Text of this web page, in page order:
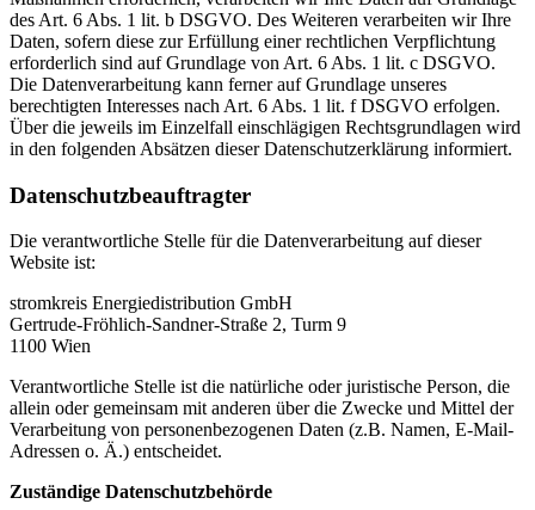
des Art. 6 Abs. 1 lit. b DSGVO. Des Weiteren verarbeiten wir Ihre
Daten, sofern diese zur Erfüllung einer rechtlichen Verpflichtung
erforderlich sind auf Grundlage von Art. 6 Abs. 1 lit. c DSGVO.
Die Datenverarbeitung kann ferner auf Grundlage unseres
berechtigten Interesses nach Art. 6 Abs. 1 lit. f DSGVO erfolgen.
Über die jeweils im Einzelfall einschlägigen Rechtsgrundlagen wird
in den folgenden Absätzen dieser Datenschutzerklärung informiert.
Datenschutz­beauftragter
Die verantwortliche Stelle für die Datenverarbeitung auf dieser
Website ist:
stromkreis Energiedistribution GmbH
Gertrude-Fröhlich-Sandner-Straße 2, Turm 9
1100 Wien
Verantwortliche Stelle ist die natürliche oder juristische Person, die
allein oder gemeinsam mit anderen über die Zwecke und Mittel der
Verarbeitung von personenbezogenen Daten (z.B. Namen, E-Mail-
Adressen o. Ä.) entscheidet.
Zuständige Datenschutzbehörde